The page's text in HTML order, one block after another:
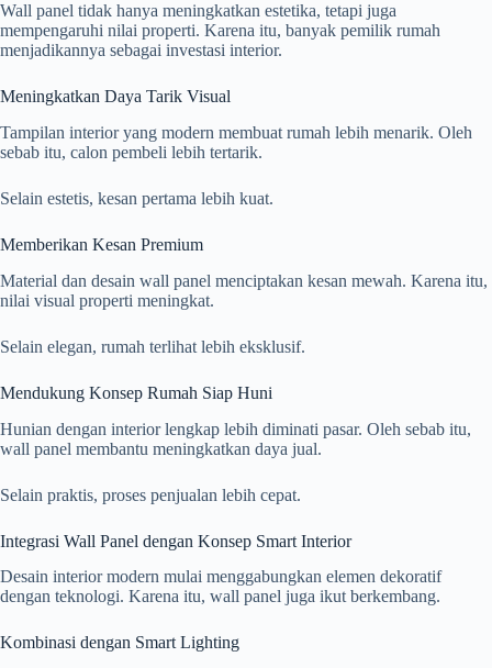
Wall panel tidak hanya meningkatkan estetika, tetapi juga
mempengaruhi nilai properti. Karena itu, banyak pemilik rumah
menjadikannya sebagai investasi interior.
Meningkatkan Daya Tarik Visual
Tampilan interior yang modern membuat rumah lebih menarik. Oleh
sebab itu, calon pembeli lebih tertarik.
Selain estetis, kesan pertama lebih kuat.
Memberikan Kesan Premium
Material dan desain wall panel menciptakan kesan mewah. Karena itu,
nilai visual properti meningkat.
Selain elegan, rumah terlihat lebih eksklusif.
Mendukung Konsep Rumah Siap Huni
Hunian dengan interior lengkap lebih diminati pasar. Oleh sebab itu,
wall panel membantu meningkatkan daya jual.
Selain praktis, proses penjualan lebih cepat.
Integrasi Wall Panel dengan Konsep Smart Interior
Desain interior modern mulai menggabungkan elemen dekoratif
dengan teknologi. Karena itu, wall panel juga ikut berkembang.
Kombinasi dengan Smart Lighting